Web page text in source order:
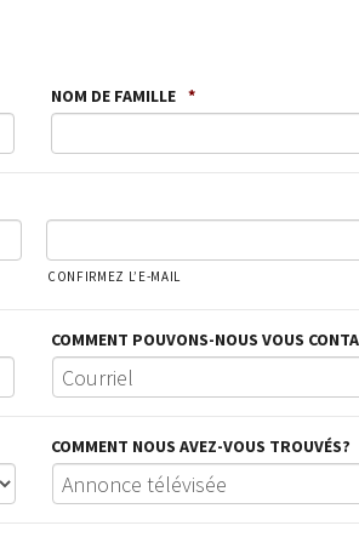
NOM DE FAMILLE *
CONFIRMEZ L’E-MAIL
COMMENT POUVONS-NOUS VOUS
COMMENT NOUS AVEZ-VOUS TROUVÉS?